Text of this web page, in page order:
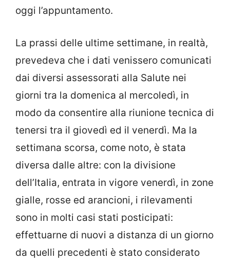
oggi l’appuntamento.
La prassi delle ultime settimane, in realtà,
prevedeva che i dati venissero comunicati
dai diversi assessorati alla Salute nei
giorni tra la domenica al mercoledì, in
modo da consentire alla riunione tecnica di
tenersi tra il giovedì ed il venerdì. Ma la
settimana scorsa, come noto, è stata
diversa dalle altre: con la divisione
dell’Italia, entrata in vigore venerdì, in zone
gialle, rosse ed arancioni, i rilevamenti
sono in molti casi stati posticipati:
effettuarne di nuovi a distanza di un giorno
da quelli precedenti è stato considerato